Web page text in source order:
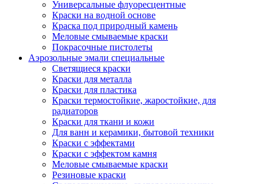
Универсальные флуоресцентные
Краски на водной основе
Краска под природный камень
Меловые смываемые краски
Покрасочные пистолеты
Аэрозольные эмали специальные
Светящиеся краски
Краски для металла
Краски для пластика
Краски термостойкие, жаростойкие, для
радиаторов
Краски для ткани и кожи
Для ванн и керамики, бытовой техники
Краски с эффектами
Краски с эффектом камня
Меловые смываемые краски
Резиновые краски